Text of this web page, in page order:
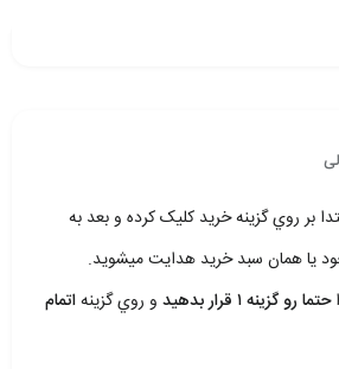
بر روي گزينه خريد کليک کرده و بعد به
يا همان سبد خريد هدايت ميشويد.
حتما رو گزينه ۱ قرار بدهيد و روي گزينهاتمام